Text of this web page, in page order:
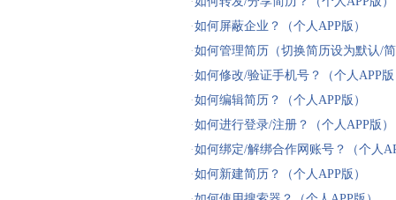
·如何屏蔽企业？（个人APP版）
·如何管理简历（切换简历设为默认/简历改
·如何修改/验证手机号？（个人APP
·如何编辑简历？（个人APP版）
·如何进行登录/注册？（个人APP版）
·如何绑定/解绑合作网账号？（个人
·如何新建简历？（个人APP版）